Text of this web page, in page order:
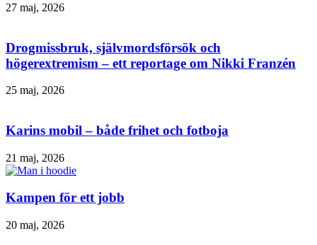
27 maj, 2026
Drogmissbruk, självmordsförsök och
högerextremism – ett reportage om Nikki Franzén
25 maj, 2026
Karins mobil – både frihet och fotboja
21 maj, 2026
Kampen för ett jobb
20 maj, 2026